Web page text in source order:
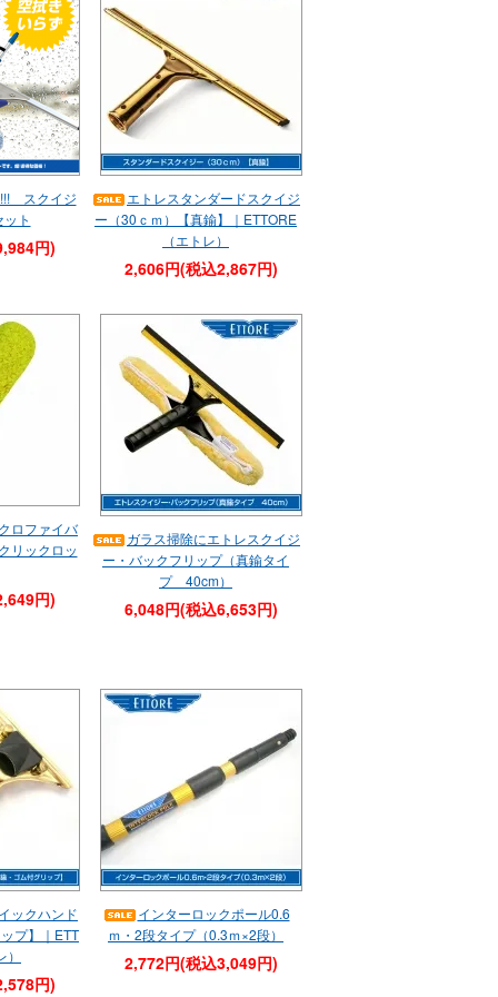
スクイジ
ト
円)
エトレスタンダードスクイジ
ー（30ｃｍ）【真鍮】｜ETTORE
（エトレ）
2,606円(税込2,867円)
ロファイバ
リックロッ
円)
ガラス掃除にエトレスクイジ
ー・バックフリップ（真鍮タイ
プ 40cm）
6,048円(税込6,653円)
ックハンド
プ】｜ETT
円)
インターロックポール0.6
ｍ・2段タイプ（0.3ｍ×2段）
2,772円(税込3,049円)